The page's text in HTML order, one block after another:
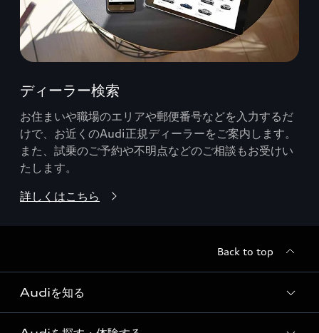
ディーラー検索
お住まいや職場のエリアや郵便番号などを入力するだ
けで、お近くのAudi正規ディーラーをご案内します。
また、試乗のご予約や不明点などのご相談もお受けい
たします。
詳しくはこちら
Back to top
Audiを知る